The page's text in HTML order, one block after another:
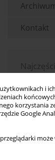
i ich
korzystania
Google
może
Kontakt
Auto-
and